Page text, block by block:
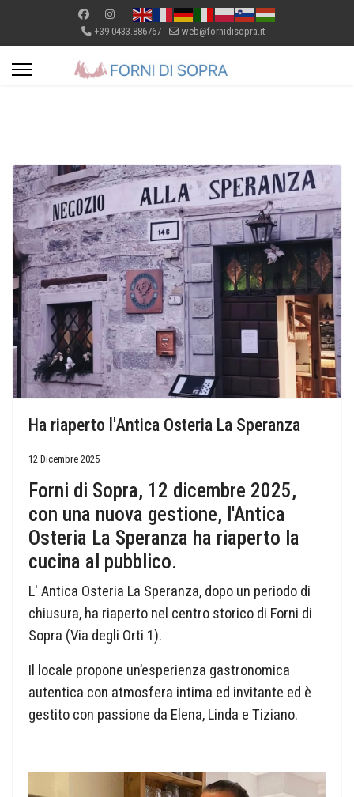
+39 0433.886767 web@fornidisopra.it
Ha riaperto l'Antica Osteria La Speranza
12 Dicembre 2025
Forni di Sopra, 12 dicembre 2025,
con una nuova gestione, l'Antica
Osteria La Speranza ha riaperto la
cucina al pubblico.
L' Antica Osteria La Speranza, dopo un periodo di
chiusura, ha riaperto nel centro storico di Forni di
Sopra (Via degli Orti 1).
Il locale propone un’esperienza gastronomica
autentica con atmosfera intima ed invitante ed è
gestito con passione da Elena, Linda e Tiziano.